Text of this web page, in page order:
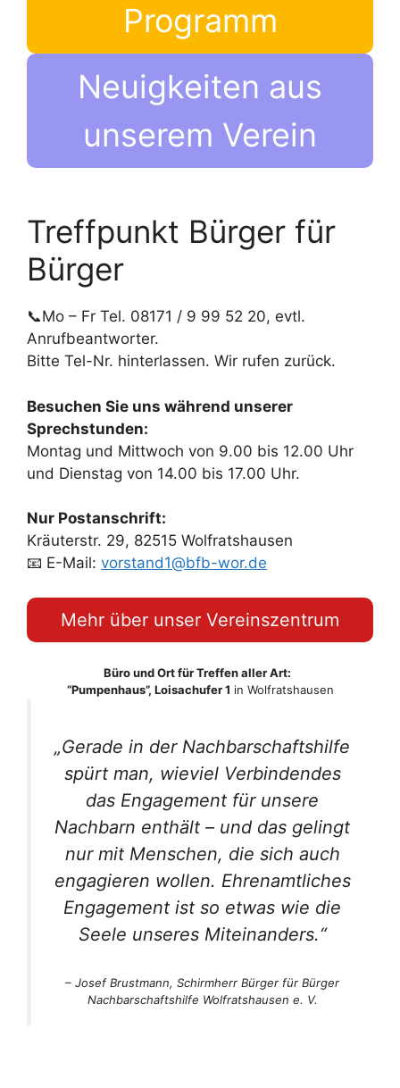
Programm
Neuigkeiten aus
unserem Verein
Treffpunkt Bürger für
Bürger
📞Mo – Fr Tel. 08171 / 9 99 52 20, evtl.
Anrufbeantworter.
Bitte Tel-Nr. hinterlassen. Wir rufen zurück.
Besuchen Sie uns während unserer
Sprechstunden:
Montag und Mittwoch von 9.00 bis 12.00 Uhr
und Dienstag von 14.00 bis 17.00 Uhr.
Nur Postanschrift:
Kräuterstr. 29, 82515 Wolfratshausen
📧 E-Mail: vorstand1@bfb-wor.de
Mehr über unser Vereinszentrum
Büro und Ort für Treffen aller Art:
“Pumpenhaus”, Loisachufer 1 in Wolfratshausen
„Gerade in der Nachbarschaftshilfe
spürt man, wieviel Verbindendes
das Engagement für unsere
Nachbarn enthält – und das gelingt
nur mit Menschen, die sich auch
engagieren wollen. Ehrenamtliches
Engagement ist so etwas wie die
Seele unseres Miteinanders.“
– Josef Brustmann, Schirmherr Bürger für Bürger
Nachbarschaftshilfe Wolfratshausen e. V.